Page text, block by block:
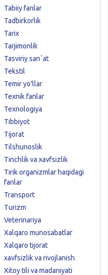
Tabiiy fanlar
Tadbirkorlik
Tarix
Tarjimonlik
Tasviriy sanʼat
Tekstil
Temir yo'llar
Texnik fanlar
Texnologiya
Tibbiyot
Tijorat
Tilshunoslik
Tinchlik va xavfsizlik
Tirik organizmlar haqidagi
fanlar
Transport
Turizm
Veterinariya
Xalqaro munosabatlar
Xalqaro tijorat
xavfsizlik va rivojlanish
Xitoy tili va madaniyati